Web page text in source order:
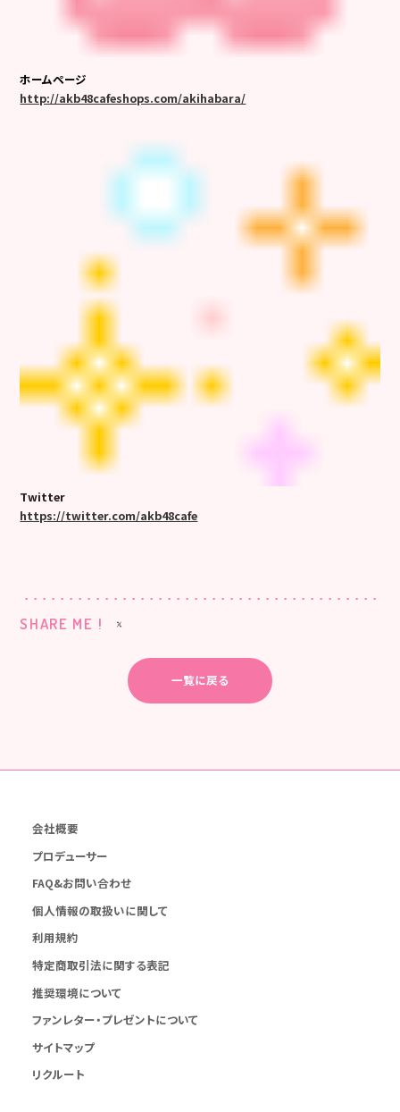
ホームページ
http://akb48cafeshops.com/akihabara/
Twitter
https://twitter.com/akb48cafe
SHARE ME !
一覧に戻る
会社概要
プロデューサー
FAQ&お問い合わせ
個人情報の取扱いに関して
利用規約
特定商取引法に関する表記
推奨環境について
ファンレター・プレゼントについて
サイトマップ
リクルート